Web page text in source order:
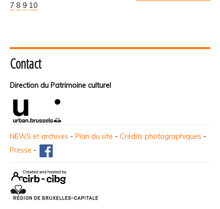
7 8 9 10
Contact
Direction du Patrimoine culturel
NEWS et archives - Plan du site - Crédits photographiques -
Presse -